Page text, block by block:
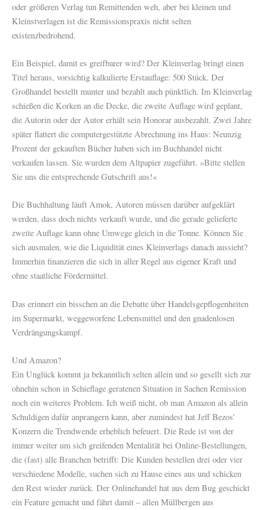
oder größeren Verlag tun Remittenden weh, aber bei kleinen und
Kleinstverlagen ist die Remissionspraxis nicht selten
existenzbedrohend.
Ein Beispiel, damit es greifbarer wird? Der Kleinverlag bringt einen
Titel heraus, vorsichtig kalkulierte Erstauflage: 500 Stück. Der
Großhandel bestellt munter und bezahlt auch pünktlich. Im Kleinverlag
schießen die Korken an die Decke, die zweite Auflage wird geplant,
die Autorin oder der Autor erhält sein Honorar ausbezahlt. Zwei Jahre
später flattert die computergestützte Abrechnung ins Haus: Neunzig
Prozent der gekauften Bücher haben sich im Buchhandel nicht
verkaufen lassen. Sie wurden dem Altpapier zugeführt. »Bitte stellen
Sie uns die entsprechende Gutschrift aus!«
Die Buchhaltung läuft Amok, Autoren müssen darüber aufgeklärt
werden, dass doch nichts verkauft wurde, und die gerade gelieferte
zweite Auflage kann ohne Umwege gleich in die Tonne. Können Sie
sich ausmalen, wie die Liquidität eines Kleinverlags danach aussieht?
Immerhin finanzieren die sich in aller Regel aus eigener Kraft und
ohne staatliche Fördermittel.
Das erinnert ein bisschen an die Debatte über Handelsgepflogenheiten
im Supermarkt, weggeworfene Lebensmittel und den gnadenlosen
Verdrängungskampf.
Und Amazon?
Ein Unglück kommt ja bekanntlich selten allein und so gesellt sich zur
ohnehin schon in Schieflage geratenen Situation in Sachen Remission
noch ein weiteres Problem. Ich weiß nicht, ob man Amazon als allein
Schuldigen dafür anprangern kann, aber zumindest hat Jeff Bezos’
Konzern die Trendwende erheblich befeuert. Die Rede ist von der
immer weiter um sich greifenden Mentalität bei Online-Bestellungen,
die (fast) alle Branchen betrifft: Die Kunden bestellen drei oder vier
verschiedene Modelle, suchen sich zu Hause eines aus und schicken
den Rest wieder zurück. Der Onlinehandel hat aus dem Bug geschickt
ein Feature gemacht und fährt damit – allen Müllbergen aus